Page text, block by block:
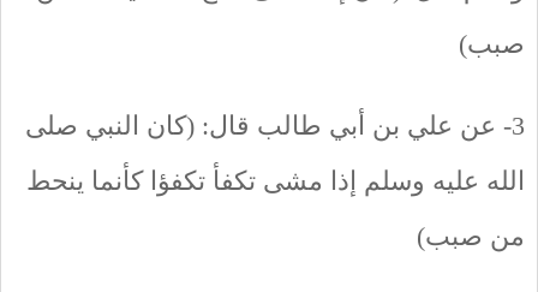
صبب)
3- عن علي بن أبي طالب قال: (كان النبي صلى
الله عليه وسلم إذا مشى تكفأ تكفؤا كأنما ينحط
من صبب)